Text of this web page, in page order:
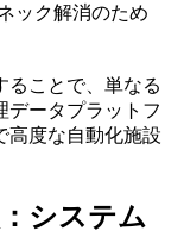
ック解消のため
ることで、単なる
データプラットフ
高度な自動化施設
システム